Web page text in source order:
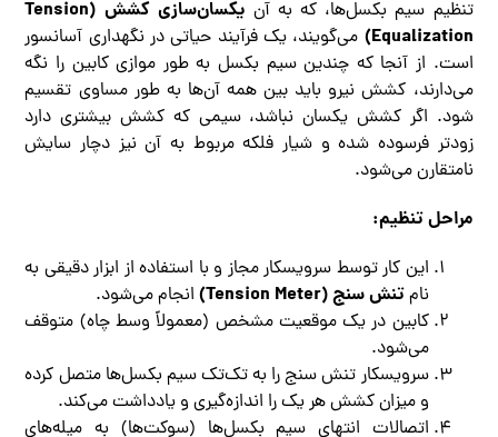
تنظیم سیم بکسل‌ها، که به آن
یکسان‌سازی کشش (Tension
Equalization) می‌گویند، یک فرآیند حیاتی در نگهداری آسانسور
است. از آنجا که چندین سیم بکسل به طور موازی کابین را نگه
می‌دارند، کشش نیرو باید بین همه آن‌ها به طور مساوی تقسیم
شود. اگر کشش یکسان نباشد، سیمی که کشش بیشتری دارد
زودتر فرسوده شده و شیار فلکه مربوط به آن نیز دچار سایش
نامتقارن می‌شود.
مراحل تنظیم:
این کار توسط سرویسکار مجاز و با استفاده از ابزار دقیقی به
نامتنش سنج (Tension Meter)
انجام می‌شود.
کابین در یک موقعیت مشخص (معمولاً وسط چاه) متوقف
می‌شود.
سرویسکار تنش سنج را به تک‌تک سیم بکسل‌ها متصل کرده
و میزان کشش هر یک را اندازه‌گیری و یادداشت می‌کند.
اتصالات انتهای سیم بکسل‌ها (سوکت‌ها) به میله‌های